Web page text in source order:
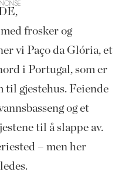
frosker og
vi Paço da Glória, et
i Portugal, som er
til gjestehus. Feiende
og et
til å slappe av.
– men her